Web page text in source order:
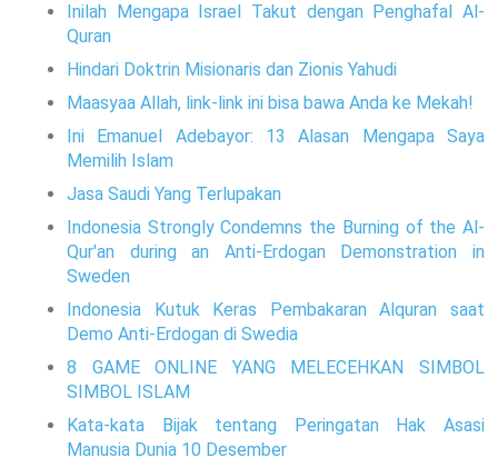
Inilah Mengapa Israel Takut dengan Penghafal Al-
Quran
Hindari Doktrin Misionaris dan Zionis Yahudi
Maasyaa Allah, link-link ini bisa bawa Anda ke Mekah!
Ini Emanuel Adebayor: 13 Alasan Mengapa Saya
Memilih Islam
Jasa Saudi Yang Terlupakan
Indonesia Strongly Condemns the Burning of the Al-
Qur'an during an Anti-Erdogan Demonstration in
Sweden
Indonesia Kutuk Keras Pembakaran Alquran saat
Demo Anti-Erdogan di Swedia
8 GAME ONLINE YANG MELECEHKAN SIMBOL
SIMBOL ISLAM
Kata-kata Bijak tentang Peringatan Hak Asasi
Manusia Dunia 10 Desember